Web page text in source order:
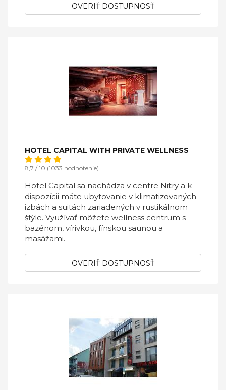
OVERIŤ DOSTUPNOSŤ
HOTEL CAPITAL WITH PRIVATE WELLNESS
8,7 / 10 (1033 hodnotenie)
Hotel Capital sa nachádza v centre Nitry a k
dispozícii máte ubytovanie v klimatizovaných
izbách a suitách zariadených v rustikálnom
štýle. Využívať môžete wellness centrum s
bazénom, vírivkou, fínskou saunou a
masážami.
OVERIŤ DOSTUPNOSŤ